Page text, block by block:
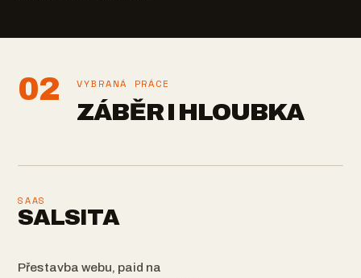
02 VYBRANÁ PRÁCE
ZÁBĚR I HLOUBKA
SAAS
SALSITA
Přestavba webu, paid na